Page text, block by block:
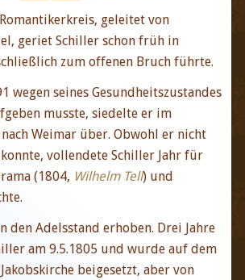
geleitet von
geriet Schiller schon früh in
zum offenen Bruch führte.
wegen seines Gesundheitszustandes
musste, siedelte er im
nach Weimar über. Obwohl er nicht
vollendete Schiller Jahr für
(1804, Wilhelm Tell) und
den Adelsstand erhoben. Drei Jahre
am 9.5.1805 und wurde auf dem
beigesetzt, aber von